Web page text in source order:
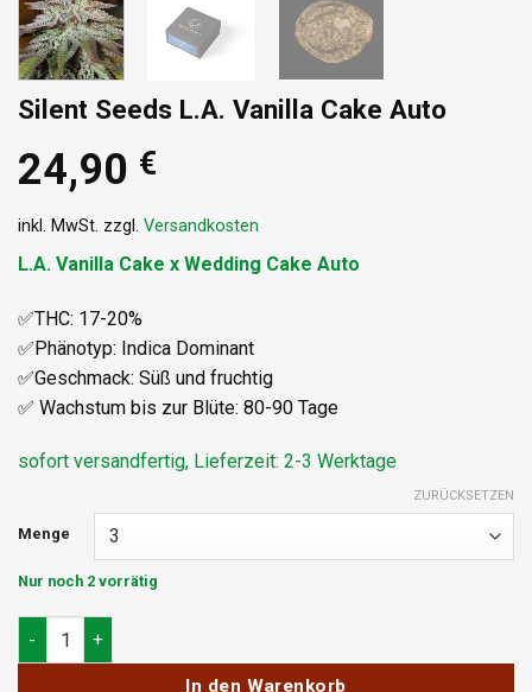
Silent Seeds L.A. Vanilla Cake Auto
24,90 €
inkl. MwSt. zzgl. Versandkosten
L.A. Vanilla Cake x Wedding Cake Auto
✅THC: 17-20%
✅Phänotyp: Indica Dominant
✅Geschmack: Süß und fruchtig
✅ Wachstum bis zur Blüte: 80-90 Tage
sofort versandfertig, Lieferzeit: 2-3 Werktage
Menge
ZURÜCKSETZEN
Nur noch 2 vorrätig
Silent Seeds L.A. Vanilla Cake Auto Menge
In den Warenkorb